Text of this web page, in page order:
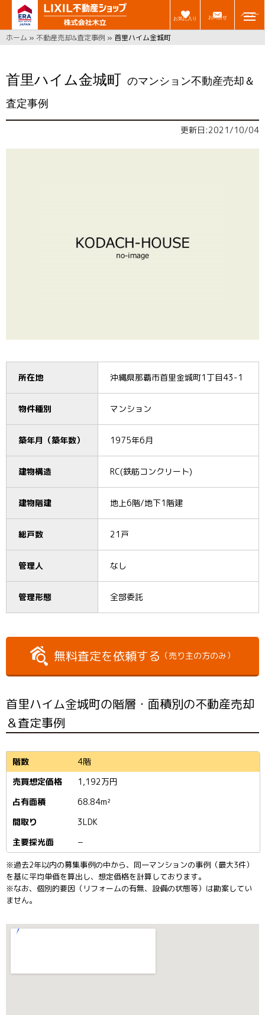
お気に入り お問合せ
メニュー
ホーム » 不動産売却&査定事例 » 首里ハイム金城町
首里ハイム金城町 のマンション不動産売却＆
査定事例
更新日:2021/10/04
所在地 沖縄県那覇市首里金城町1丁目43-1
物件種別 マンション
築年月（築年数） 1975年6月
建物構造 RC(鉄筋コンクリート)
建物階建 地上6階/地下1階建
総戸数 21戸
管理人 なし
管理形態 全部委託
無料査定を依頼する （売り主の方のみ）
首里ハイム金城町の階層・面積別の不動産売却
＆査定事例
4階
1,192万円
68.84m²
3LDK
−
※過去2年以内の募集事例の中から、同一マンションの事例（最大3件）
を基に平均単価を算出し、想定価格を計算しております。
※なお、個別的要因（リフォームの有無、設備の状態等）は勘案してい
ません。